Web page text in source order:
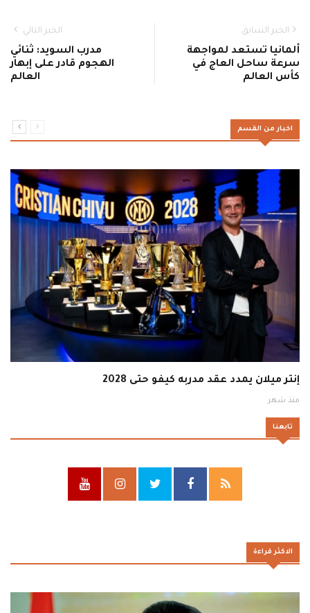
الخبر السابق
ألمانيا تستعد لمواجهة
سرعة ساحل العاج في
كأس العالم
الخبر التالي
مدرب السويد: ثنائي
الهجوم قادر على إبهار
العالم
اخبار من القسم
إنتر ميلان يمدد عقد مدربه كيفو حتى 2028
منذ شهر
تابعنا
الاكثر قراءة